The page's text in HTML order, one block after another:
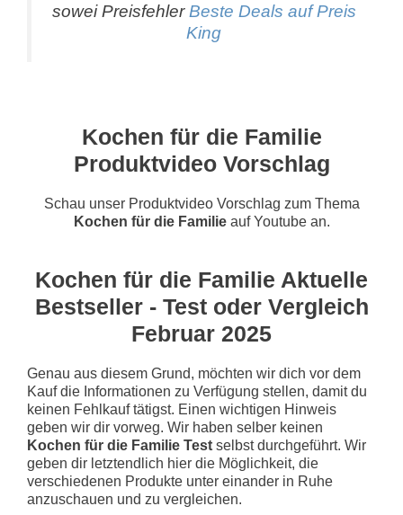
sowei Preisfehler Beste Deals auf Preis
King
Kochen für die Familie
Produktvideo Vorschlag
Schau unser Produktvideo Vorschlag zum Thema
Kochen für die Familieauf Youtube an.
Kochen für die Familie Aktuelle
Bestseller - Test oder Vergleich
Februar 2025
Genau aus diesem Grund, möchten wir dich vor dem
Kauf die Informationen zu Verfügung stellen, damit du
keinen Fehlkauf tätigst. Einen wichtigen Hinweis
geben wir dir vorweg. Wir haben selber keinen
Kochen für die Familie Test selbst durchgeführt. Wir
geben dir letztendlich hier die Möglichkeit, die
verschiedenen Produkte unter einander in Ruhe
anzuschauen und zu vergleichen.